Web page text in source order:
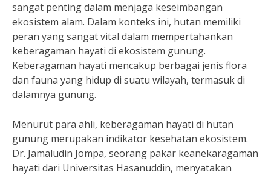
sangat penting dalam menjaga keseimbangan
ekosistem alam. Dalam konteks ini, hutan memiliki
peran yang sangat vital dalam mempertahankan
keberagaman hayati di ekosistem gunung.
Keberagaman hayati mencakup berbagai jenis flora
dan fauna yang hidup di suatu wilayah, termasuk di
dalamnya gunung.
Menurut para ahli, keberagaman hayati di hutan
gunung merupakan indikator kesehatan ekosistem.
Dr. Jamaludin Jompa, seorang pakar keanekaragaman
hayati dari Universitas Hasanuddin, menyatakan